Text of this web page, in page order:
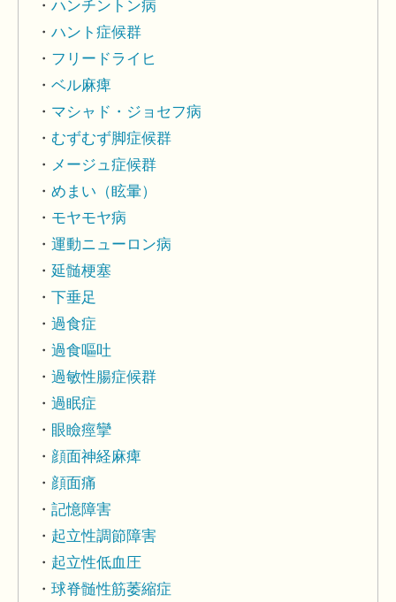
ハンチントン病
ハント症候群
フリードライヒ
ベル麻痺
マシャド・ジョセフ病
むずむず脚症候群
メージュ症候群
めまい（眩暈）
モヤモヤ病
運動ニューロン病
延髄梗塞
下垂足
過食症
過食嘔吐
過敏性腸症候群
過眠症
眼瞼痙攣
顔面神経麻痺
顔面痛
記憶障害
起立性調節障害
起立性低血圧
球脊髄性筋萎縮症